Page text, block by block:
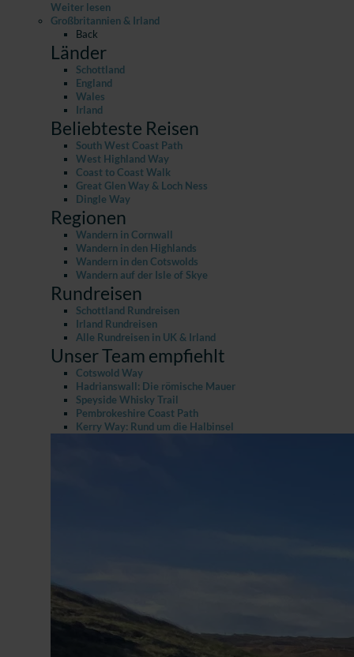
Weiter lesen
Großbritannien & Irland
Back
Länder
Schottland
England
Wales
Irland
Beliebteste Reisen
South West Coast Path
West Highland Way
Coast to Coast Walk
Great Glen Way & Loch Ness
Dingle Way
Regionen
Wandern in Cornwall
Wandern in den Highlands
Wandern in den Cotswolds
Wandern auf der Isle of Skye
Rundreisen
Schottland Rundreisen
Irland Rundreisen
Alle Rundreisen in UK & Irland
Unser Team empfiehlt
Cotswold Way
Hadrianswall: Die römische Mauer
Speyside Whisky Trail
Pembrokeshire Coast Path
Kerry Way: Rund um die Halbinsel